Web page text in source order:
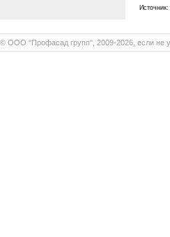
© ООО "Профасад групп", 2009-2026, если не